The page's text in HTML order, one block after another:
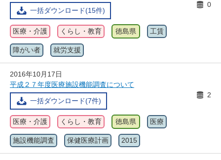
一括ダウンロード(15件)
0
医療・介護 くらし・教育 徳島県 工賃
障がい者 就労支援
2016年10月17日
平成２７年度医療施設機能調査について
一括ダウンロード(7件)
2
医療・介護 くらし・教育 徳島県 医療
施設機能調査 保健医療計画 2015